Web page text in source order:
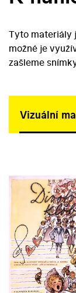
Tyto materiály
možné je
zašleme
Vizuální